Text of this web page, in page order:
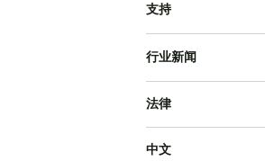
支持
行业新闻
法律
中文